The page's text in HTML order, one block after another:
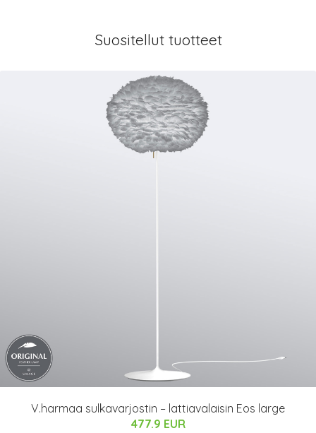
Suositellut tuotteet
V.harmaa sulkavarjostin – lattiavalaisin Eos large
477.9 EUR